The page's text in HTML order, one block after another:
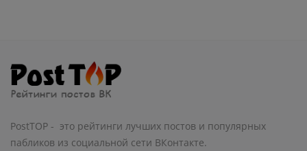
PostTOP - это рейтинги лучших постов и популярных
пабликов из социальной сети ВКонтакте.